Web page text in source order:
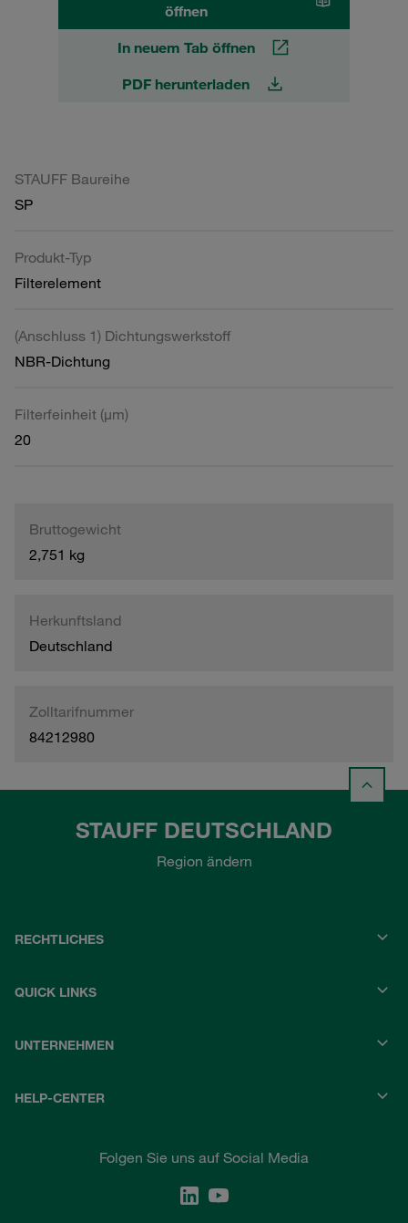
öffnen
In neuem Tab öffnen
PDF herunterladen
STAUFF Baureihe
SP
Produkt-Typ
Filterelement
(Anschluss 1) Dichtungswerkstoff
NBR-Dichtung
Filterfeinheit (µm)
20
Bruttogewicht
2,751 kg
Herkunftsland
Deutschland
Zolltarifnummer
84212980
STAUFF DEUTSCHLAND
Region ändern
RECHTLICHES
QUICK LINKS
UNTERNEHMEN
HELP-CENTER
Folgen Sie uns auf Social Media